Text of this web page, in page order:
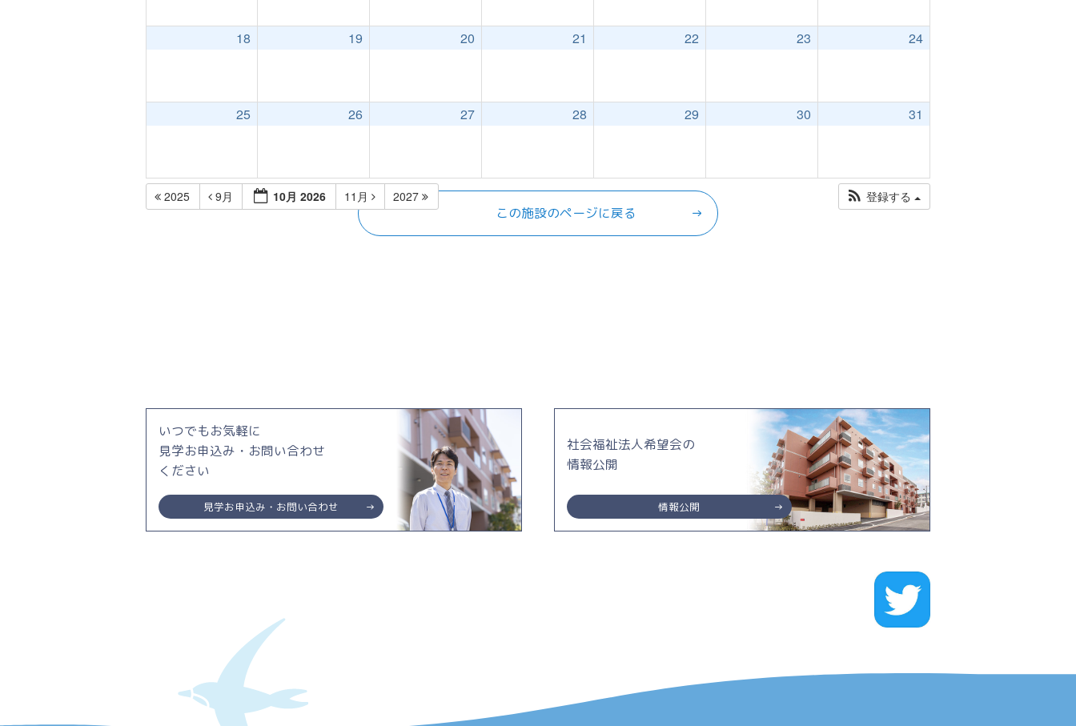
18 19 20 21 22 23 24
25 26 27 28 29 30 31
2025 9月 10月 2026 11月 2027 登録する
この施設のページに戻る
いつでもお気軽に
見学お申込み・お問い合わせ
ください
見学お申込み・お問い合わせ
社会福祉法人希望会の
情報公開
情報公開